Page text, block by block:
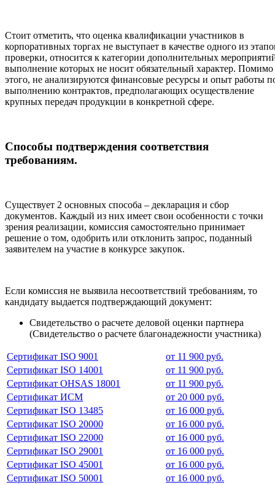
Стоит отметить, что оценка квалификации участников в
корпоративных торгах не выступает в качестве одного из
проверки, относится к категории дополнительных
выполнение которых не носит обязательный характер. Помимо
этого, не анализируются финансовые ресурсы и опыт работы
выполнению контрактов, предполагающих осуществление
крупных передач продукции в конкретной сфере.
Способы подтверждения соответствия
требованиям.
Существует 2 основных способа – декларация и сбор
документов. Каждый из них имеет свои особенности с точки
зрения реализации, комиссия самостоятельно принимает
решение о том, одобрить или отклонить запрос, поданный
заявителем на участие в конкурсе закупок.
Если комиссия не выявила несоответствий требованиям, то
кандидату выдается подтверждающий документ:
Свидетельство о расчете деловой оценки партнера
(Свидетельство о расчете благонадежности участника)
Сертификат ISO 9001
от 11 900 руб.
Сертификат ISO 14001
от 11 900 руб.
Сертификат OHSAS 18001
от 11 900 руб.
Сертификат ИСМ
от 20 000 руб.
Сертификат ISO 13485
от 16 000 руб.
Сертификат ISO 20000
от 16 000 руб.
Сертификат ISO 22000
от 16 000 руб.
Сертификат ISO 29001
от 16 000 руб.
Сертификат ISO 45001
от 16 000 руб.
Сертификат ISO 50001
от 16 000 руб.